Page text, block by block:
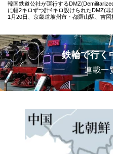
韓国鉄道公社が運行する
に幅2キロずつ計4キロ設けられたDMZ(
1月20日、京畿道坡州市・都羅山駅、吉岡
鉄輪で行く
連載一